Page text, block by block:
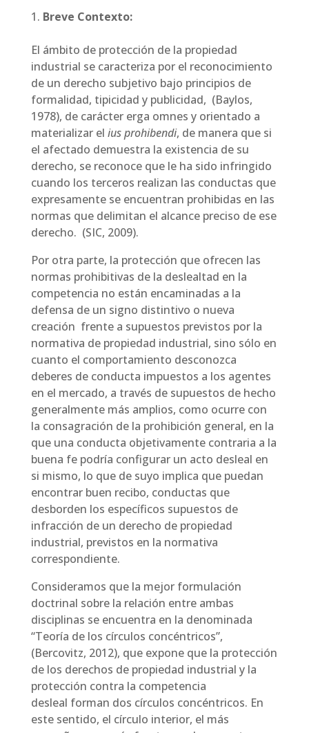
Breve Contexto:
El ámbito de protección de la propiedad
industrial se caracteriza por el reconocimiento
de un derecho subjetivo bajo principios de
formalidad, tipicidad y publicidad, (Baylos,
1978), de carácter erga omnes y orientado a
materializar el ius prohibendi, de manera que si
el afectado demuestra la existencia de su
derecho, se reconoce que le ha sido infringido
cuando los terceros realizan las conductas que
expresamente se encuentran prohibidas en las
normas que delimitan el alcance preciso de ese
derecho. (SIC, 2009).
Por otra parte, la protección que ofrecen las
normas prohibitivas de la deslealtad en la
competencia no están encaminadas a la
defensa de un signo distintivo o nueva
creación frente a supuestos previstos por la
normativa de propiedad industrial, sino sólo en
cuanto el comportamiento desconozca
deberes de conducta impuestos a los agentes
en el mercado, a través de supuestos de hecho
generalmente más amplios, como ocurre con
la consagración de la prohibición general, en la
que una conducta objetivamente contraria a la
buena fe podría configurar un acto desleal en
si mismo, lo que de suyo implica que puedan
encontrar buen recibo, conductas que
desborden los específicos supuestos de
infracción de un derecho de propiedad
industrial, previstos en la normativa
correspondiente.
Consideramos que la mejor formulación
doctrinal sobre la relación entre ambas
disciplinas se encuentra en la denominada
“Teoría de los círculos concéntricos”,
(Bercovitz, 2012), que expone que la protección
de los derechos de propiedad industrial y la
protección contra la competencia
desleal forman dos círculos concéntricos. En
este sentido, el círculo interior, el más